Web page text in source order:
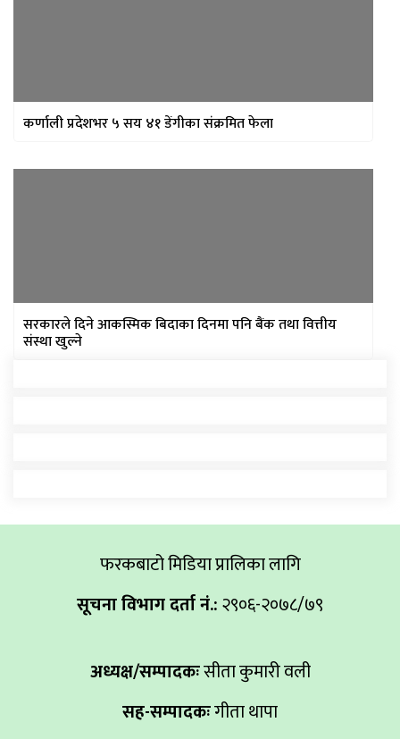
कर्णाली प्रदेशभर ५ सय ४१ डेंगीका संक्रमित फेला
सरकारले दिने आकस्मिक बिदाका दिनमा पनि बैंक तथा वित्तीय
संस्था खुल्ने
फरकबाटो मिडिया प्रालिका लागि
सूचना विभाग दर्ता नं.:२९०६-२०७८/७९
अध्यक्ष/सम्पादकःसीता कुमारी वली
सह-सम्पादकःगीता थापा